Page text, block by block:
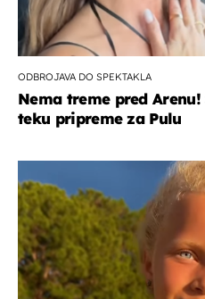
ODBROJAVA DO SPEKTAKLA
Nema treme pred
teku pripreme za Pulu